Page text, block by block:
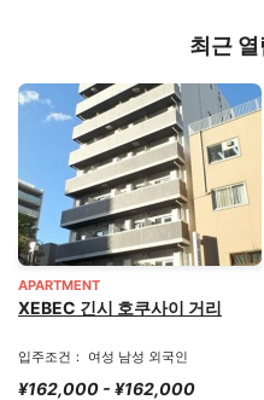
최근
APARTMENT
XEBEC 긴시 호쿠사이 거리
입주조건： 여성 남성 외국인
¥162,000 - ¥162,000